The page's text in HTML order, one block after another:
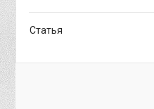
Статья